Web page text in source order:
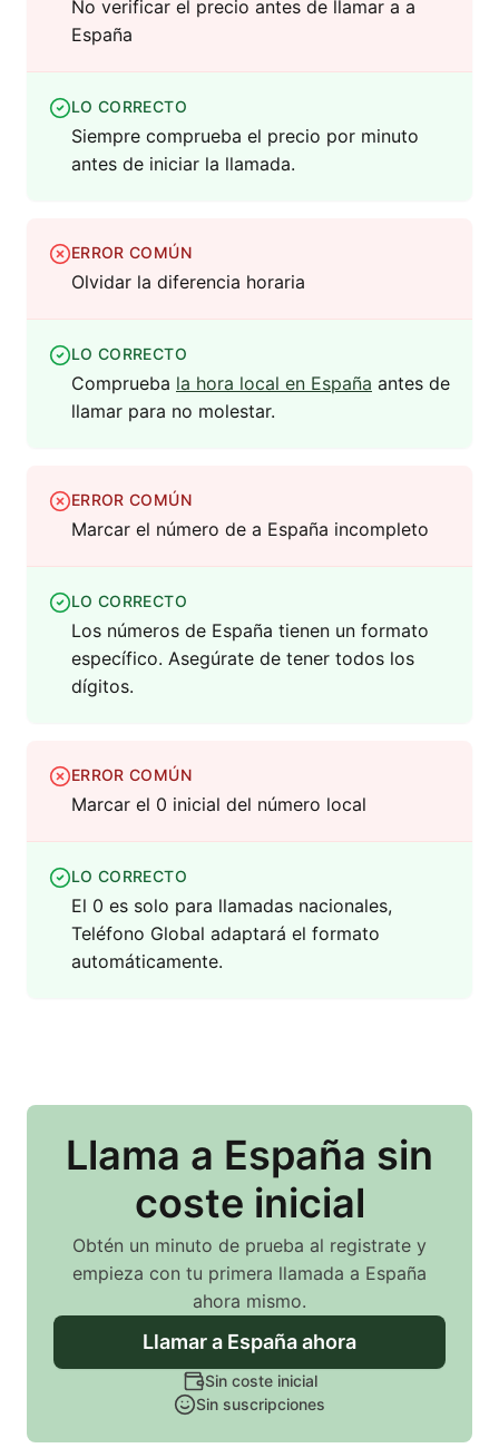
No verificar el precio antes de llamar a a
España
LO CORRECTO
Siempre comprueba el precio por minuto
antes de iniciar la llamada.
ERROR COMÚN
Olvidar la diferencia horaria
LO CORRECTO
Comprueba la hora local en España antes de
llamar para no molestar.
ERROR COMÚN
Marcar el número de a España incompleto
LO CORRECTO
Los números de España tienen un formato
específico. Asegúrate de tener todos los
dígitos.
ERROR COMÚN
Marcar el 0 inicial del número local
LO CORRECTO
El 0 es solo para llamadas nacionales,
Teléfono Global adaptará el formato
automáticamente.
Llama a España sin
coste inicial
Obtén un minuto de prueba al registrate y
empieza con tu primera llamada a España
ahora mismo.
Llamara Españaahora
Sin coste inicial
Sin suscripciones